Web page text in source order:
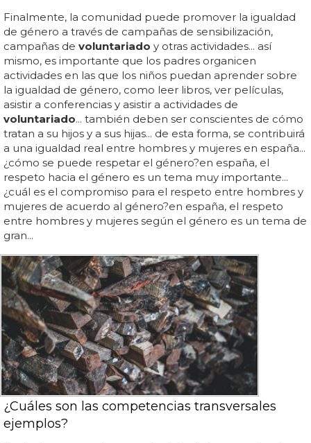
Finalmente, la comunidad puede promover la igualdad
de género a través de campañas de sensibilización,
campañas de voluntariado y otras actividades... así
mismo, es importante que los padres organicen
actividades en las que los niños puedan aprender sobre
la igualdad de género, como leer libros, ver películas,
asistir a conferencias y asistir a actividades de
voluntariado... también deben ser conscientes de cómo
tratan a su hijos y a sus hijas... de esta forma, se contribuirá
a una igualdad real entre hombres y mujeres en españa...
¿cómo se puede respetar el género?en españa, el
respeto hacia el género es un tema muy importante...
¿cuál es el compromiso para el respeto entre hombres y
mujeres de acuerdo al género?en españa, el respeto
entre hombres y mujeres según el género es un tema de
gran...
¿Cuáles son las competencias transversales
ejemplos?